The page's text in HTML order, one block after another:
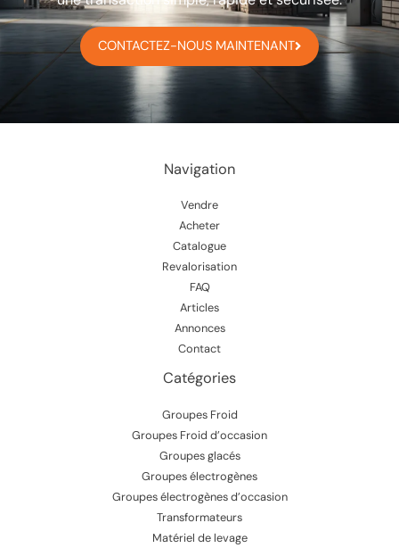
CONTACTEZ-NOUS MAINTENANT
Navigation
Vendre
Acheter
Catalogue
Revalorisation
FAQ
Articles
Annonces
Contact
Catégories
Groupes Froid
Groupes Froid d’occasion
Groupes glacés
Groupes électrogènes
Groupes électrogènes d’occasion
Transformateurs
Matériel de levage